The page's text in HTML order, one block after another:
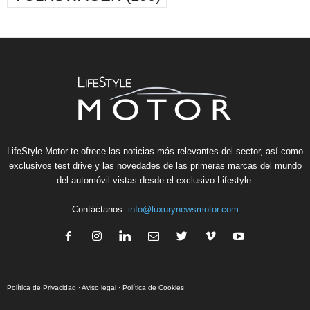
LifeStyle Motor te ofrece las noticias más relevantes del sector, así como
exclusivos test drive y las novedades de las primeras marcas del mundo
del automóvil vistas desde el exclusivo Lifestyle.
Contáctanos: info@luxurynewsmotor.com
Política de Privacidad ·Aviso legal · Política de Cookies